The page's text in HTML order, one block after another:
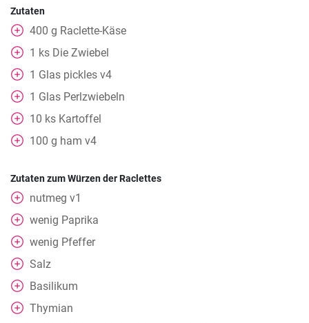
Zutaten
400 g Raclette-Käse
1 ks Die Zwiebel
1 Glas pickles v4
1 Glas Perlzwiebeln
10 ks Kartoffel
100 g ham v4
Zutaten zum Würzen der Raclettes
nutmeg v1
wenig Paprika
wenig Pfeffer
Salz
Basilikum
Thymian